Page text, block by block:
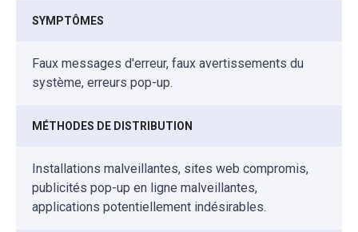
SYMPTÔMES
Faux messages d'erreur, faux avertissements du
système, erreurs pop-up.
MÉTHODES DE DISTRIBUTION
Installations malveillantes, sites web compromis,
publicités pop-up en ligne malveillantes,
applications potentiellement indésirables.